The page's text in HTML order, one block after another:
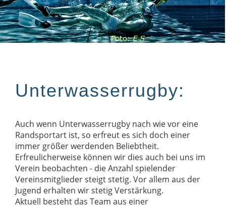
Unterwasserrugby:
Auch wenn Unterwasserrugby nach wie vor eine
Randsportart ist, so erfreut es sich doch einer
immer größer werdenden Beliebtheit.
Erfreulicherweise können wir dies auch bei uns im
Verein beobachten - die Anzahl spielender
Vereinsmitglieder steigt stetig. Vor allem aus der
Jugend erhalten wir stetig Verstärkung.
Aktuell besteht das Team aus einer